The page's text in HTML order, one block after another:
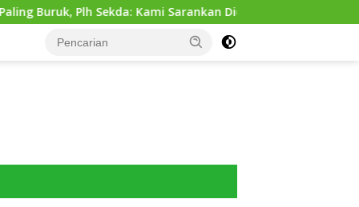
Kami Sarankan Dievaluasi Dinas SDABMBK